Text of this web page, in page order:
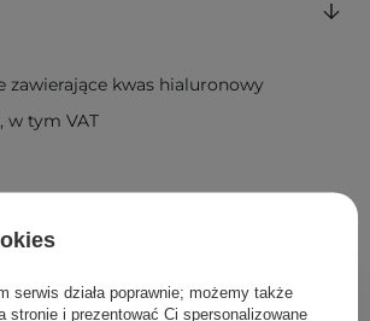
/szt.
zawierające kwas hialuronowy
, w tym VAT
serwis działa poprawnie; możemy także
stronie i prezentować Ci spersonalizowane